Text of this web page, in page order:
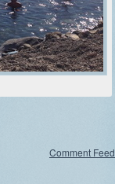
Comment Feed